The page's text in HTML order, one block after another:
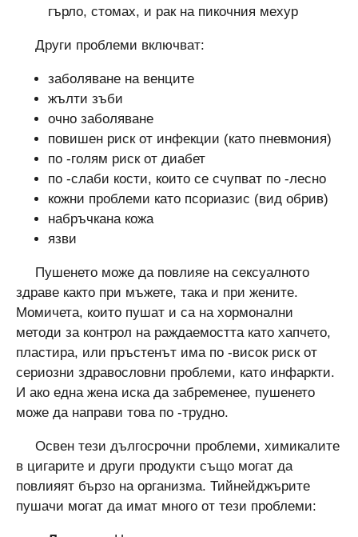
гърло, стомах, и рак на пикочния мехур
Други проблеми включват:
заболяване на венците
жълти зъби
очно заболяване
повишен риск от инфекции (като пневмония)
по -голям риск от диабет
по -слаби кости, които се счупват по -лесно
кожни проблеми като псориазис (вид обрив)
набръчкана кожа
язви
Пушенето може да повлияе на сексуалното
здраве както при мъжете, така и при жените.
Момичета, които пушат и са на хормонални
методи за контрол на раждаемостта като хапчето,
пластира, или пръстенът има по -висок риск от
сериозни здравословни проблеми, като инфаркти.
И ако една жена иска да забременее, пушенето
може да направи това по -трудно.
Освен тези дългосрочни проблеми, химикалите
в цигарите и други продукти също могат да
повлияят бързо на организма. Тийнейджърите
пушачи могат да имат много от тези проблеми: